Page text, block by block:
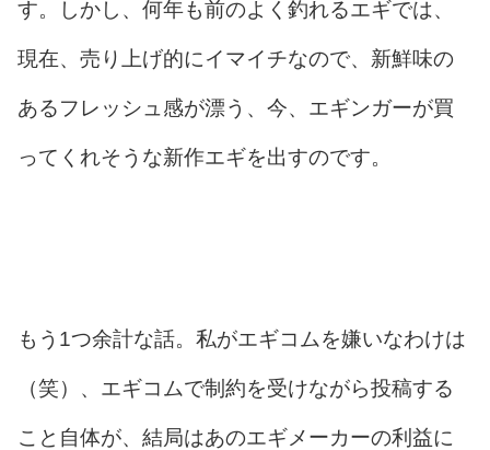
す。しかし、何年も前のよく釣れるエギでは、
現在、売り上げ的にイマイチなので、新鮮味の
あるフレッシュ感が漂う、今、エギンガーが買
ってくれそうな新作エギを出すのです。
もう1つ余計な話。私がエギコムを嫌いなわけは
（笑）、エギコムで制約を受けながら投稿する
こと自体が、結局はあのエギメーカーの利益に